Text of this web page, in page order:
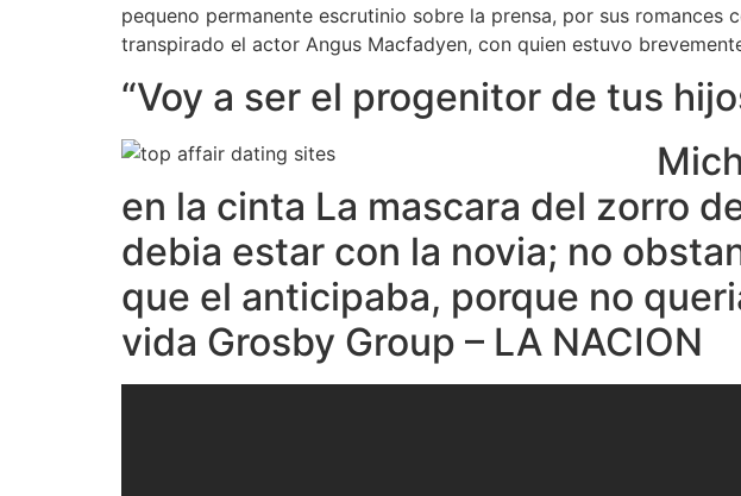
pequeno permanente escrutinio sobre la prensa, por sus
transpirado el actor Angus Macfadyen, con quien estuvo
“Voy a ser el progenitor de tus
en la cinta La mascara del zorro
debia estar con la novia; no
que el anticipaba, porque no
vida Grosby Group – LA NACION